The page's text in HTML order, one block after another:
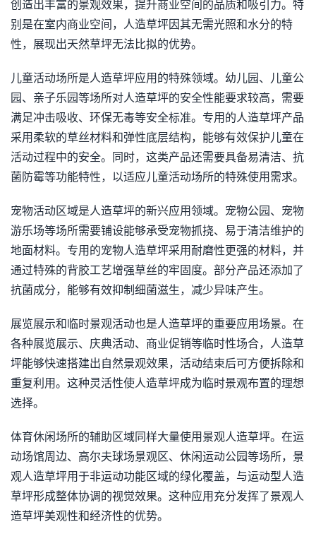
创造出丰富的景观效果，提升商业空间的品质和吸引力。特
别是在室内商业空间，人造草坪因其无需光照和水分的特
性，展现出天然草坪无法比拟的优势。
儿童活动场所是人造草坪应用的特殊领域。幼儿园、儿童公
园、亲子乐园等场所对人造草坪的安全性能要求较高，需要
满足冲击吸收、环保无毒等安全标准。专用的人造草坪产品
采用柔软的草丝材料和弹性底层结构，能够有效保护儿童在
活动过程中的安全。同时，这类产品还需要具备易清洁、抗
菌防霉等功能特性，以适应儿童活动场所的特殊使用需求。
宠物活动区域是人造草坪的新兴应用领域。宠物公园、宠物
游乐场等场所需要铺设能够承受宠物抓挠、易于清洁维护的
地面材料。专用的宠物人造草坪采用耐磨性更强的材料，并
通过特殊的背胶工艺增强草丝的牢固度。部分产品还添加了
抗菌成分，能够有效抑制细菌滋生，减少异味产生。
展览展示和临时景观活动也是人造草坪的重要应用场景。在
各种展览展示、庆典活动、商业促销等临时性场合，人造草
坪能够快速搭建出自然景观效果，活动结束后可方便拆除和
重复利用。这种灵活性使人造草坪成为临时景观布置的理想
选择。
体育休闲场所的辅助区域同样大量使用景观人造草坪。在运
动场馆周边、高尔夫球场景观区、休闲运动公园等场所，景
观人造草坪用于非运动功能区域的绿化覆盖，与运动型人造
草坪形成整体协调的视觉效果。这种应用充分发挥了景观人
造草坪美观性和经济性的优势。